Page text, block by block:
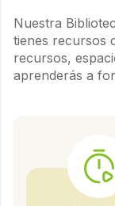
Nuestra
tienes recursos
recursos,
aprenderás a